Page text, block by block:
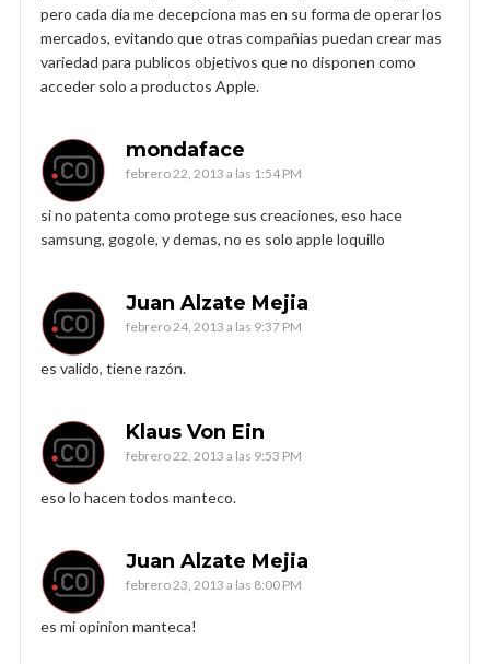
pero cada dia me decepciona mas en su forma de operar los
mercados, evitando que otras compañias puedan crear mas
variedad para publicos objetivos que no disponen como
acceder solo a productos Apple.
mondaface
febrero 22, 2013 a las 1:54 PM
si no patenta como protege sus creaciones, eso hace
samsung, gogole, y demas, no es solo apple loquillo
Juan Alzate Mejia
febrero 24, 2013 a las 9:37 PM
es valido, tiene razón.
Klaus Von Ein
febrero 22, 2013 a las 9:53 PM
eso lo hacen todos manteco.
Juan Alzate Mejia
febrero 23, 2013 a las 8:00 PM
es mi opinion manteca!